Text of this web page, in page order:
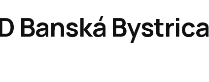
Banská Bystrica